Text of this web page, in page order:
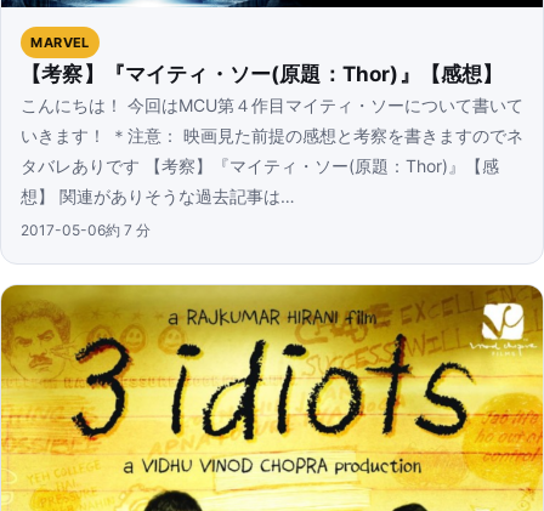
MARVEL
【考察】『マイティ・ソー(原題：Thor)』【感想】
こんにちは！ 今回はMCU第４作目マイティ・ソーについて書いて
いきます！ ＊注意： 映画見た前提の感想と考察を書きますのでネ
タバレありです 【考察】『マイティ・ソー(原題：Thor)』【感
想】 関連がありそうな過去記事は…
2017-05-06約 7 分